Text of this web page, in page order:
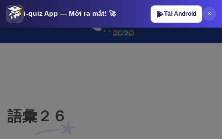
語彙２６ | iQuiz@stop 語彙２６ | iQuiz@stop
語彙２６
i-quiz App — Mới ra mắt! 🚀 Tải Android ×